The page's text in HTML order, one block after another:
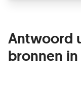
Antwoord
bronnen